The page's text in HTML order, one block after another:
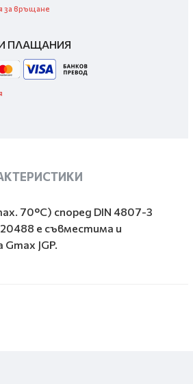
за връщане
ПЛАЩАНИЯ
70°C) според DIN 4807-3
е съвместима и
JGP.